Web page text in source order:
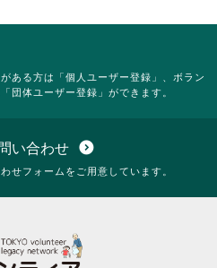
ある方は「個人ユーザー登録」、ボラン
団体ユーザー登録」ができます。
い合わせ expand_circle_down
せフォームをご用意しています。